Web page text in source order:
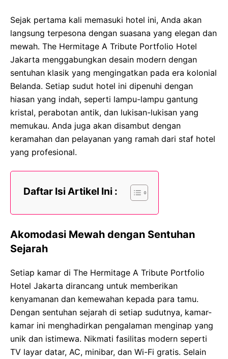
Sejak pertama kali memasuki hotel ini, Anda akan
langsung terpesona dengan suasana yang elegan dan
mewah. The Hermitage A Tribute Portfolio Hotel
Jakarta menggabungkan desain modern dengan
sentuhan klasik yang mengingatkan pada era kolonial
Belanda. Setiap sudut hotel ini dipenuhi dengan
hiasan yang indah, seperti lampu-lampu gantung
kristal, perabotan antik, dan lukisan-lukisan yang
memukau. Anda juga akan disambut dengan
keramahan dan pelayanan yang ramah dari staf hotel
yang profesional.
Daftar Isi Artikel Ini :
Akomodasi Mewah dengan Sentuhan
Sejarah
Setiap kamar di The Hermitage A Tribute Portfolio
Hotel Jakarta dirancang untuk memberikan
kenyamanan dan kemewahan kepada para tamu.
Dengan sentuhan sejarah di setiap sudutnya, kamar-
kamar ini menghadirkan pengalaman menginap yang
unik dan istimewa. Nikmati fasilitas modern seperti
TV layar datar, AC, minibar, dan Wi-Fi gratis. Selain